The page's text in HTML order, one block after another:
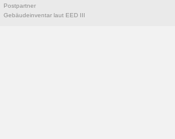
Postpartner
Gebäudeinventar laut EED III